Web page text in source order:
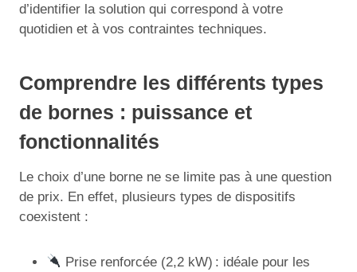
d’identifier la solution qui correspond à votre
quotidien et à vos contraintes techniques.
Comprendre les différents types
de bornes : puissance et
fonctionnalités
Le choix d’une borne ne se limite pas à une question
de prix. En effet, plusieurs types de dispositifs
coexistent :
Prise renforcée (2,2 kW) : idéale pour les